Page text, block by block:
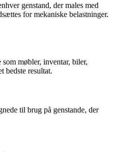
genstand, der males med
for mekaniske belastninger.
møbler, inventar, biler,
bedste resultat.
til brug på genstande, der